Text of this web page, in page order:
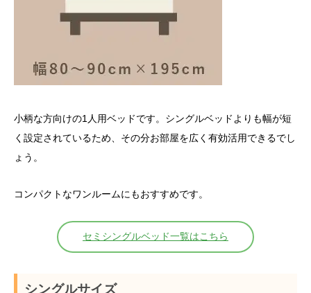
小柄な方向けの1人用ベッドです。シングルベッドよりも幅が短
く設定されているため、その分お部屋を広く有効活用できるでし
ょう。
コンパクトなワンルームにもおすすめです。
セミシングルベッド一覧はこちら
シングルサイズ